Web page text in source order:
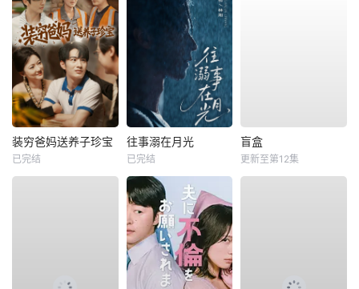
装穷爸妈送养子珍宝
已完结
往事溺在月光
已完结
盲盒
更新至第12集